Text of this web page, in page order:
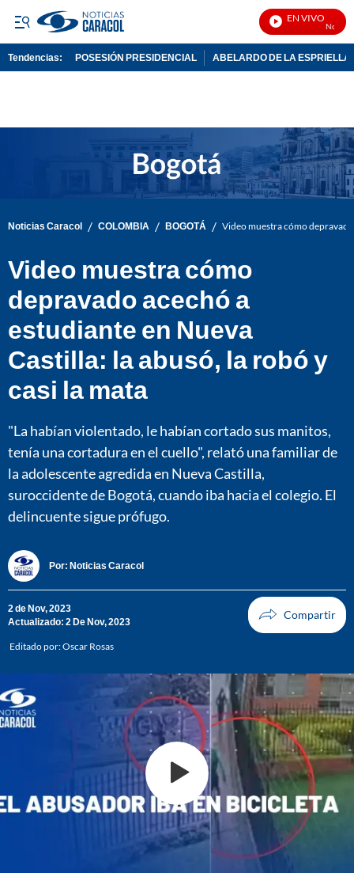
EN VIVO
Noticias
Tendencias: POSESIÓN PRESIDENCIAL ABELARDO DE LA ESPRIELLA
Noticias Caracol / COLOMBIA / BOGOTÁ / Video muestra cómo
Video muestra cómo
depravado acechó a
estudiante en Nueva
Castilla: la abusó, la robó y
casi la mata
"La habían violentado, le habían cortado sus manitos,
tenía una cortadura en el cuello", relató una familiar de
la adolescente agredida en Nueva Castilla,
suroccidente de Bogotá, cuando iba hacia el colegio. El
delincuente sigue prófugo.
Por: Noticias Caracol
2 de Nov, 2023
Actualizado: 2 De Nov, 2023
Editado por:Oscar Rosas